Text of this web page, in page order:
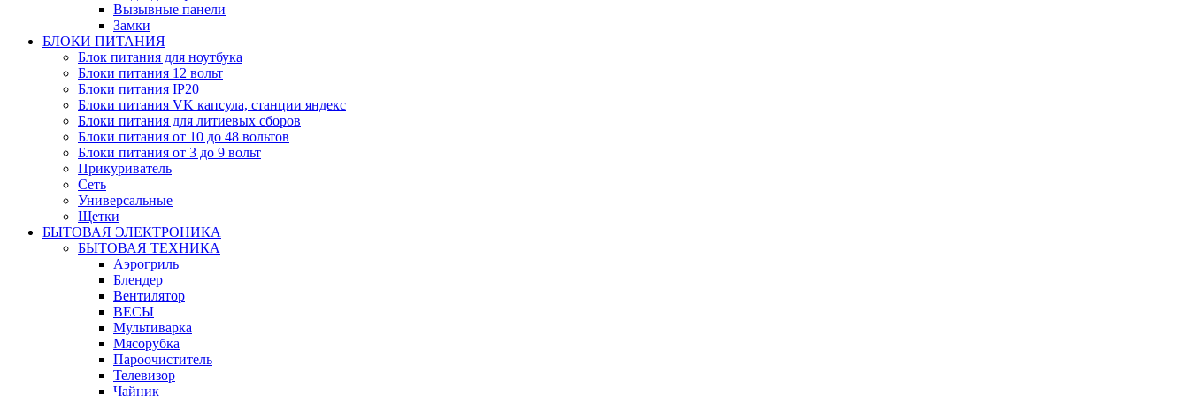
Вызывные панели
Замки
БЛОКИ ПИТАНИЯ
Блок питания для ноутбука
Блоки питания 12 вольт
Блоки питания IP20
Блоки питания VK капсула, станции яндекс
Блоки питания для литиевых сборов
Блоки питания от 10 до 48 вольтов
Блоки питания от 3 до 9 вольт
Прикуриватель
Сеть
Универсальные
Щетки
БЫТОВАЯ ЭЛЕКТРОНИКА
БЫТОВАЯ ТЕХНИКА
Аэрогриль
Блендер
Вентилятор
ВЕСЫ
Мультиварка
Мясорубка
Пароочиститель
Телевизор
Чайник